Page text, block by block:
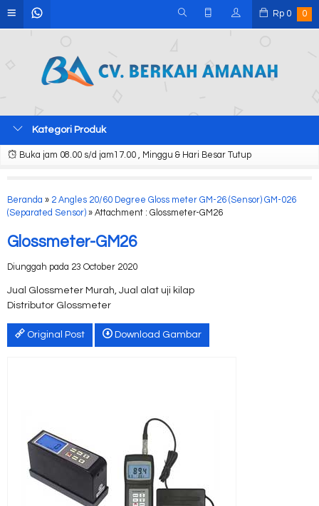
Rp 0 0
Kategori Produk
Buka jam 08.00 s/d jam17.00 , Minggu & Hari Besar Tutup
Beranda » 2 Angles 20/60 Degree Gloss meter GM-26 (Sensor) GM-026
(Separated Sensor) » Attachment : Glossmeter-GM26
Glossmeter-GM26
Diunggah pada 23 October 2020
Jual Glossmeter Murah, Jual alat uji kilap
Distributor Glossmeter
Original Post Download Gambar